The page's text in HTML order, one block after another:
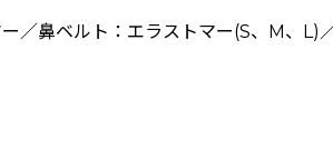
鼻ベルト：エラストマー(S、M、L)